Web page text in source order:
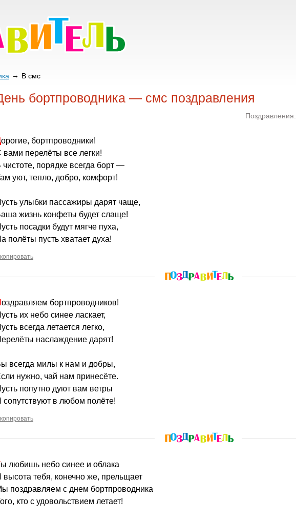
В смс
бортпроводника — смс поздравления
Поздравления:
Дорогие, бортпроводники!
вами перелёты все легки!
чистоте, порядке всегда борт —
уют, тепло, добро, комфорт!
улыбки пассажиры дарят чаще,
жизнь конфеты будет слаще!
посадки будут мягче пуха,
полёты пусть хватает духа!
Поздравляем бортпроводников!
их небо синее ласкает,
всегда летается легко,
наслаждение дарят!
всегда милы к нам и добры,
нужно, чай нам принесёте.
попутно дуют вам ветры
сопутствуют в любом полёте!
Ты любишь небо синее и облака
высота тебя, конечно же, прельщает
поздравляем с днем бортпроводника
кто с удовольствием летает!